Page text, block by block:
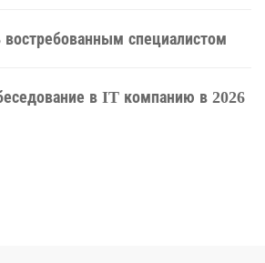
востребованным специалистом
в IT компанию в 2026